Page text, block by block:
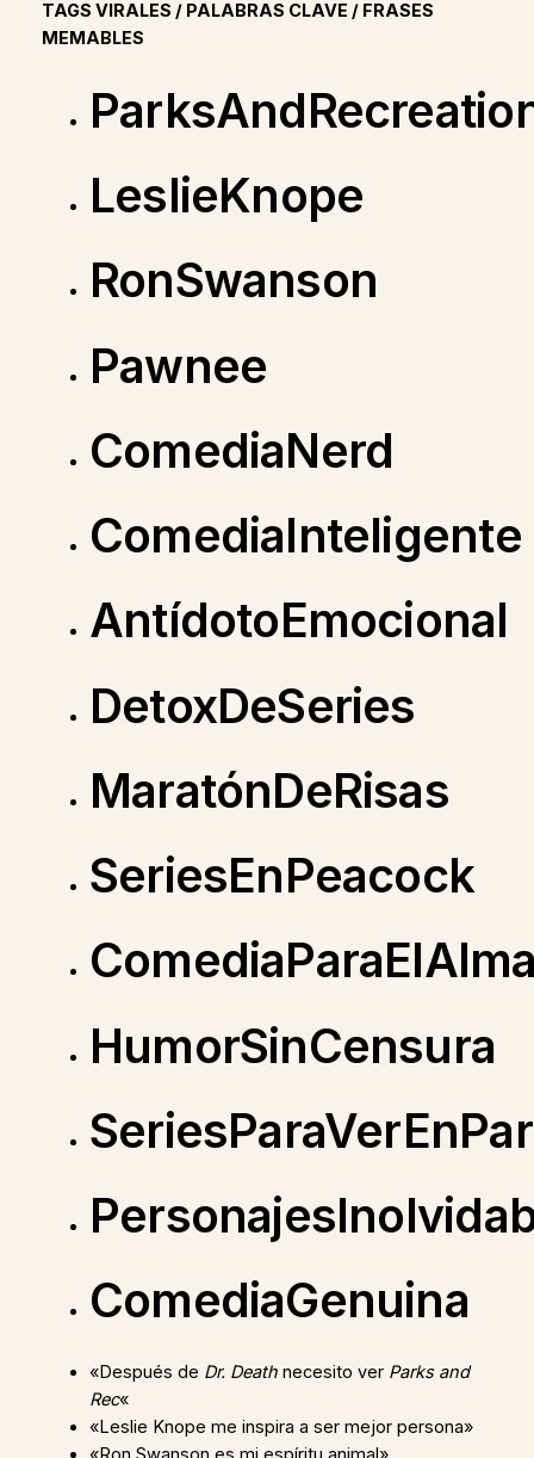
TAGS VIRALES / PALABRAS CLAVE / FRASES
MEMABLES
LeslieKnope
RonSwanson
Pawnee
ComediaNerd
ComediaInteligente
AntídotoEmocional
DetoxDeSeries
MaratónDeRisas
SeriesEnPeacock
HumorSinCensura
ComediaGenuina
«Después de Dr. Deathnecesito ver Parks and
Rec«
«Leslie Knope me inspira a ser mejor persona»